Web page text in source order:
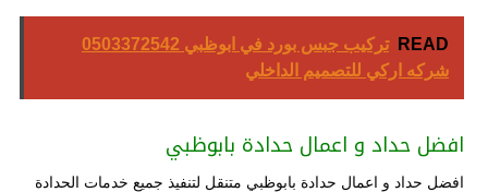
READ
تركيب جبس بورد في ابوظبي 0503372542
شركه اركي للتصميم الداخلي
افضل حداد و اعمال حدادة بابوظبي
افضل حداد و اعمال حدادة بابوظبي متنقل لتنفيذ جميع خدمات الحدادة